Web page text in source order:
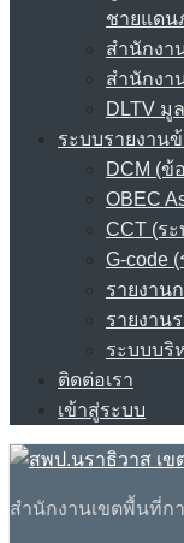
ชายแดน
สำนักงา
สำนักงา
DLTV มู
ระบบรายงาน
DCM (ข้
OBEC
CCT (ร
G-code
รายงาน
รายงาน
ระบบบริ
ติดต่อเรา
เข้าสู่ระบบ
สำนักงานเขตพื้นที่ก